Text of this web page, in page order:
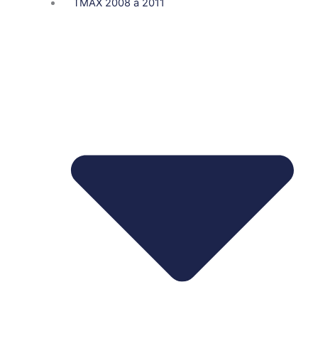
TMAX 2008 à 2011